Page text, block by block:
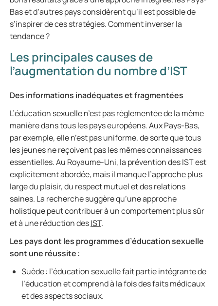
Bas et d’autres pays considèrent qu’il est possible de
s’inspirer de ces stratégies. Comment inverser la
tendance ?
Les principales causes de
l’augmentation du nombre d’IST
Des informations inadéquates et fragmentées
L’éducation sexuelle n’est pas réglementée de la même
manière dans tous les pays européens. Aux Pays-Bas,
par exemple, elle n’est pas uniforme, de sorte que tous
les jeunes ne reçoivent pas les mêmes connaissances
essentielles. Au Royaume-Uni, la prévention des IST est
explicitement abordée, mais il manque l’approche plus
large du plaisir, du respect mutuel et des relations
saines. La recherche suggère qu’une approche
holistique peut contribuer à un comportement plus sûr
et à une réduction desIST.
Les pays dont les programmes d’éducation sexuelle
sont une réussite :
Suède : l’éducation sexuelle fait partie intégrante de
l’éducation et comprend à la fois des faits médicaux
et des aspects sociaux.